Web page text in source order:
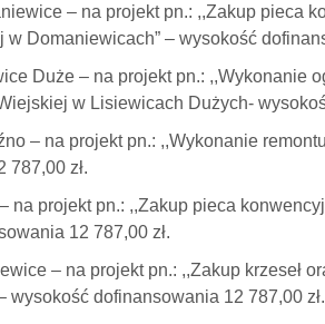
– na projekt pn.: ,,Zakup pieca
Domaniewicach” – wysokość
Duże – na projekt pn.: ,,Wykonanie
w Lisiewicach Dużych-
– na projekt pn.: ,,Wykonanie
787,00 zł.
na projekt pn.: ,,Zakup pieca
12 787,00 zł.
– na projekt pn.: ,,Zakup krzeseł
wysokość dofinansowania 12 787,00 zł.